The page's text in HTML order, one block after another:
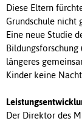
Diese Eltern
Grundschule nicht
Eine neue Studie
längeres
Kinder keine
Der Direktor des